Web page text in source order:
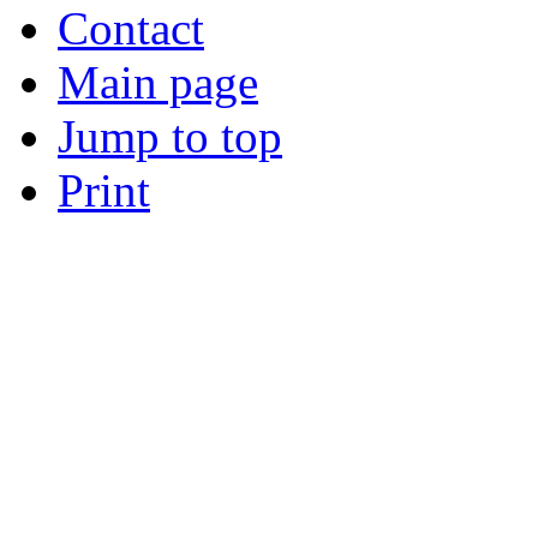
Contact
Main page
Jump to top
Print